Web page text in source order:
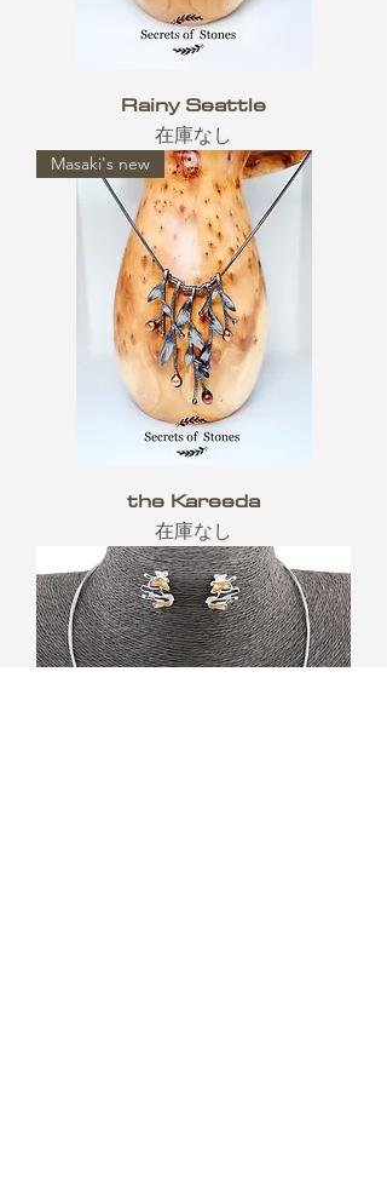
Rainy Seattle
在庫なし
Masaki's new
the Kareeda
在庫なし